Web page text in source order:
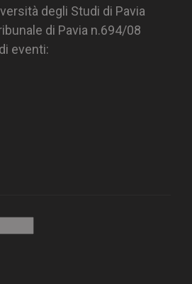
degli Studi di Pavia
di Pavia n.694/08
eventi: